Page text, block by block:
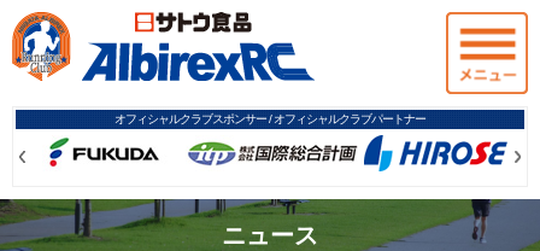
オフィシャルクラブスポンサー / オフィシャルクラブパートナー
Prev
Prev
ニュース